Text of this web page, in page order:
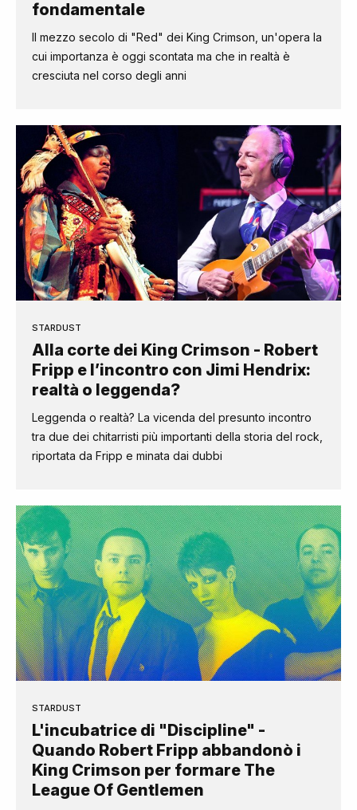
fondamentale
Il mezzo secolo di "Red" dei King Crimson, un'opera la
cui importanza è oggi scontata ma che in realtà è
cresciuta nel corso degli anni
STARDUST
Alla corte dei King Crimson - Robert
Fripp e l’incontro con Jimi Hendrix:
realtà o leggenda?
Leggenda o realtà? La vicenda del presunto incontro
tra due dei chitarristi più importanti della storia del rock,
riportata da Fripp e minata dai dubbi
STARDUST
L'incubatrice di "Discipline" -
Quando Robert Fripp abbandonò i
King Crimson per formare The
League Of Gentlemen